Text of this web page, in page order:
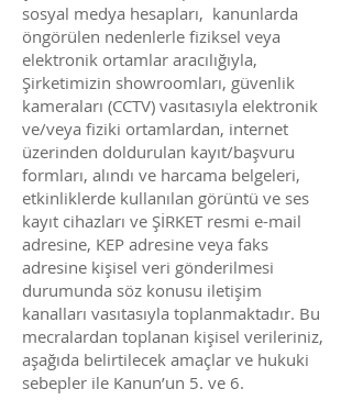
sosyal medya hesapları, kanunlarda
öngörülen nedenlerle fiziksel veya
elektronik ortamlar aracılığıyla,
Şirketimizin showroomları, güvenlik
kameraları (CCTV) vasıtasıyla elektronik
ve/veya fiziki ortamlardan, internet
üzerinden doldurulan kayıt/başvuru
formları, alındı ve harcama belgeleri,
etkinliklerde kullanılan görüntü ve ses
kayıt cihazları ve ŞİRKET resmi e-mail
adresine, KEP adresine veya faks
adresine kişisel veri gönderilmesi
durumunda söz konusu iletişim
kanalları vasıtasıyla toplanmaktadır. Bu
mecralardan toplanan kişisel verileriniz,
aşağıda belirtilecek amaçlar ve hukuki
sebepler ile Kanun’un 5. ve 6.